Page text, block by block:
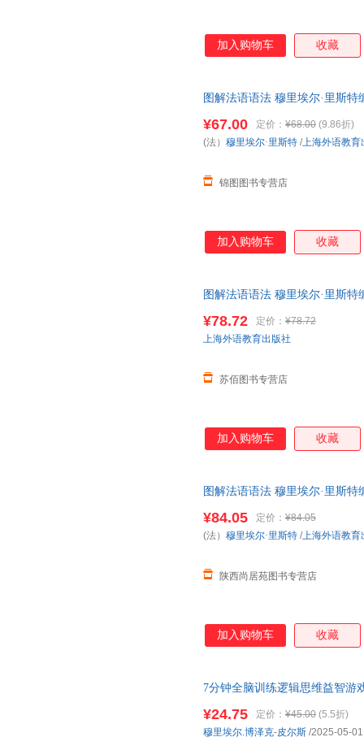
加入购物车 收藏
图解法语语法 穆里埃尔·里斯
¥67.00 定价： ¥68.00 (9.86折)
锦图图书专营店
(法） 穆里埃尔·里斯特 /上海外语教育
加入购物车 收藏
图解法语语法 穆里埃尔·里斯
店所有商品均可开票
¥78.72 定价： ¥78.72
苏佰图书专营店
上海外语教育出版社
加入购物车 收藏
图解法语语法 穆里埃尔·里斯
¥84.05 定价： ¥84.05
陕西尚居苑图书专营店
(法） 穆里埃尔·里斯特 /上海外语教育
加入购物车 收藏
7分钟全脑训练逻辑思维益智游
¥24.75 定价： ¥45.00 (5.5折)
穆里埃尔.博泽克-皮尔斯 /2025-05-01